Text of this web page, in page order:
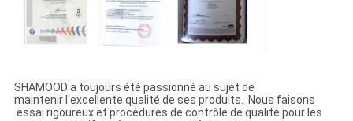
SHAMOOD a toujours été passionné au sujet de
maintenir l'excellente qualité de ses produits. Nous faisons
essai rigoureux et procédures de contrôle de qualité pour les